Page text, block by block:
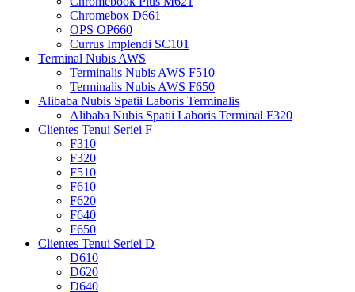
Chromebox D661
OPS OP660
Currus Implendi SC101
Terminal Nubis AWS
Terminalis Nubis AWS F510
Terminalis Nubis AWS F650
Alibaba Nubis Spatii Laboris Terminalis
Alibaba Nubis Spatii Laboris Terminal F320
Clientes Tenui Seriei F
F310
F320
F510
F610
F620
F640
F650
Clientes Tenui Seriei D
D610
D620
D640